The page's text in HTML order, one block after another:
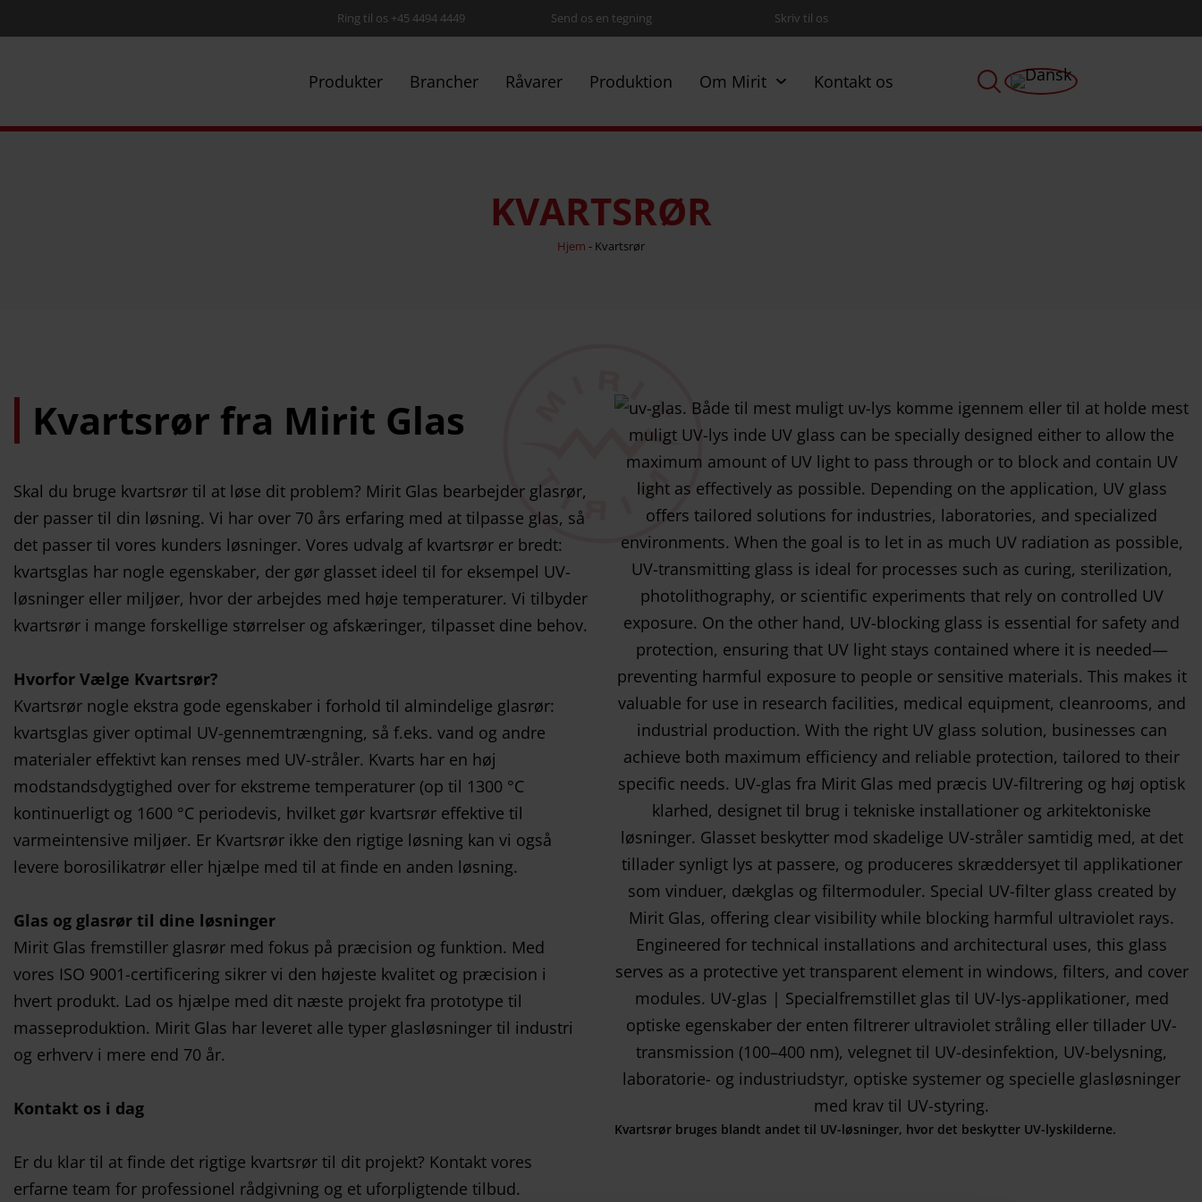
Ring til os +45 4494 4449 Send os en tegning Skriv til os
Produkter Brancher Råvarer Produktion Om Mirit Kontakt os
KVARTSRØR
Hjem - Kvartsrør
Kvartsrør fra Mirit Glas
Skal du bruge kvartsrør til at løse dit problem? Mirit Glas bearbejder glasrør,
der passer til din løsning. Vi har over 70 års erfaring med at tilpasse glas, så
det passer til vores kunders løsninger. Vores udvalg af kvartsrør er bredt:
kvartsglas har nogle egenskaber, der gør glasset ideel til for eksempel UV-
løsninger eller miljøer, hvor der arbejdes med høje temperaturer. Vi tilbyder
kvartsrør i mange forskellige størrelser og afskæringer, tilpasset dine behov.
Hvorfor Vælge Kvartsrør?
Kvartsrør nogle ekstra gode egenskaber i forhold til almindelige glasrør:
kvartsglas giver optimal UV-gennemtrængning, så f.eks. vand og andre
materialer effektivt kan renses med UV-stråler. Kvarts har en høj
modstandsdygtighed over for ekstreme temperaturer (op til 1300 °C
kontinuerligt og 1600 °C periodevis, hvilket gør kvartsrør effektive til
varmeintensive miljøer. Er Kvartsrør ikke den rigtige løsning kan vi også
levere borosilikatrør eller hjælpe med til at finde en anden løsning.
Glas og glasrør til dine løsninger
Mirit Glas fremstiller glasrør med fokus på præcision og funktion. Med
vores ISO 9001-certificering sikrer vi den højeste kvalitet og præcision i
hvert produkt. Lad os hjælpe med dit næste projekt fra prototype til
masseproduktion. Mirit Glas har leveret alle typer glasløsninger til industri
og erhverv i mere end 70 år.
Kontakt os i dag
Er du klar til at finde det rigtige kvartsrør til dit projekt? Kontakt vores
erfarne team for professionel rådgivning og et uforpligtende tilbud.
Kvartsrør bruges blandt andet til UV-løsninger, hvor det beskytter UV-lyskilderne.